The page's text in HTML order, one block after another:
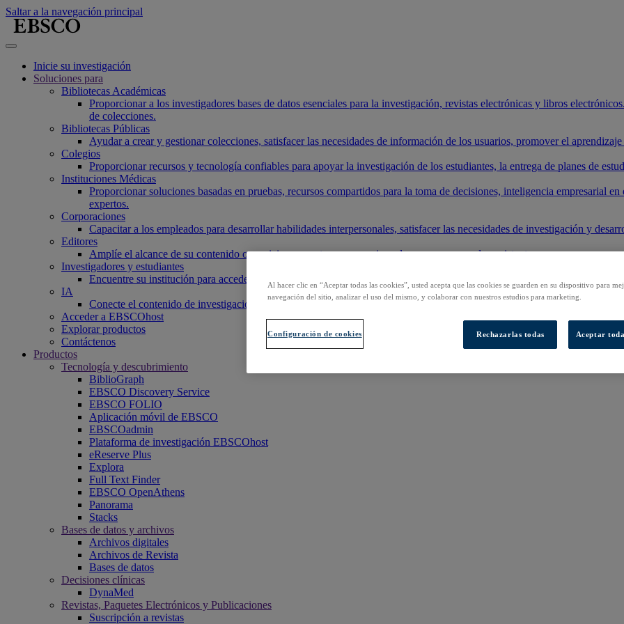
Saltar a la navegación principal
Inicie su investigación
Soluciones para
Bibliotecas Académicas
Proporcionar a los investigadores bases de datos esenciales para la investigación, revistas electrónicas y libros
de colecciones.
Bibliotecas Públicas
Ayudar a crear y gestionar colecciones, satisfacer las necesidades de información de los usuarios, promover el
Colegios
Proporcionar recursos y tecnología confiables para apoyar la investigación de los estudiantes, la entrega de planes de
Instituciones Médicas
Proporcionar soluciones basadas en pruebas, recursos compartidos para la toma de decisiones, inteligencia empresarial
expertos.
Corporaciones
Capacitar a los empleados para desarrollar habilidades interpersonales, satisfacer las necesidades de investigación y
Editores
Amplíe el alcance de su contenido o servicio, aumente su presencia en los nuevos mercados existentes.
Investigadores y estudiantes
Encuentre su institución para acceder a nuestros productos y comenzar su investigación.
IA
Conecte el contenido de investigación confiable a los sistemas de IA.
Acceder a EBSCOhost
Explorar productos
Contáctenos
Productos
Tecnología y descubrimiento
BiblioGraph
EBSCO Discovery Service
EBSCO FOLIO
Aplicación móvil de EBSCO
EBSCOadmin
Plataforma de investigación EBSCOhost
eReserve Plus
Explora
Full Text Finder
EBSCO OpenAthens
Panorama
Stacks
Bases de datos y archivos
Archivos digitales
Archivos de Revista
Bases de datos
Decisiones clínicas
DynaMed
Revistas, Paquetes Electrónicos y Publicaciones
Suscripción a revistas
Al hacer clic en “Aceptar todas las cookies”, usted acepta que las cookies se guarden en su dispositivo para
navegación del sitio, analizar el uso del mismo, y colaborar con nuestros estudios para marketing.
Configuración de cookies Rechazarlas todas Aceptar